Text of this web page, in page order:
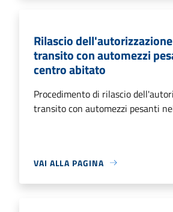
Rilascio
transito con automezzi
centro abitato
Procedimento di rilascio
transito con automezzi pesanti
VAI ALLA PAGINA